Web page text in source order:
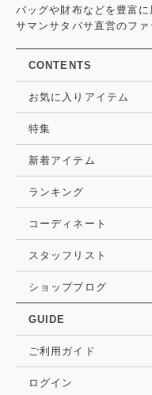
バッグや財布などを豊富に
サマンサタバサ直営のファ
CONTENTS
お気に入りアイテム
特集
新着アイテム
ランキング
コーディネート
スタッフリスト
ショップブログ
GUIDE
ご利用ガイド
ログイン